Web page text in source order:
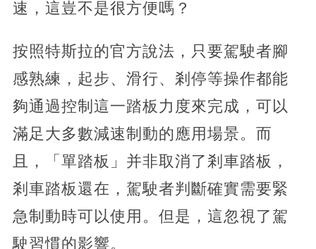
速，這豈不是很方便嗎？
按照特斯拉的官方說法，只要駕駛者腳
感熟練，起步、滑行、剎停等操作都能
夠通過控制這一踏板力度來完成，可以
滿足大多數減速制動的應用場景。而
且，「單踏板」并非取消了剎車踏板，
剎車踏板還在，駕駛者判斷確實需要緊
急制動時可以使用。但是，這忽視了駕
駛習慣的影響。